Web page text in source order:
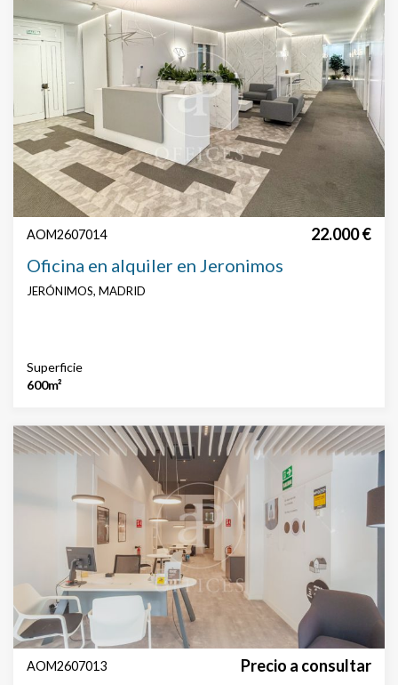
AOM2607014 22.000 €
Oficina en alquiler en Jeronimos
JERÓNIMOS, MADRID
Superficie
600m²
AOM2607013 Precio a consultar